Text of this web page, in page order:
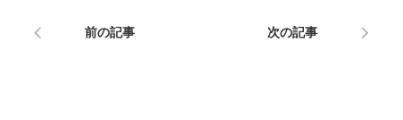
前の記事 次の記事